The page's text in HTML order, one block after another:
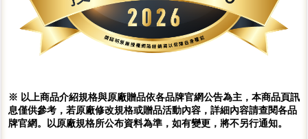
※ 以上商品介紹規格與原廠贈品依各品牌官網公告為主，本商品頁訊
息僅供參考，若原廠修改規格或贈品活動內容，詳細內容請查閱各品
牌官網。以原廠規格所公布資料為準，如有變更，將不另行通知。